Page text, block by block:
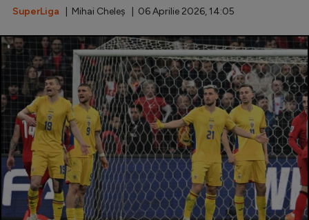
Inedit
Clasamente
Champions League
Europa League
Conference League
CM 2026
Premier League
SuperLiga | Mihai Cheleș | 06 Aprilie 2026, 14:05